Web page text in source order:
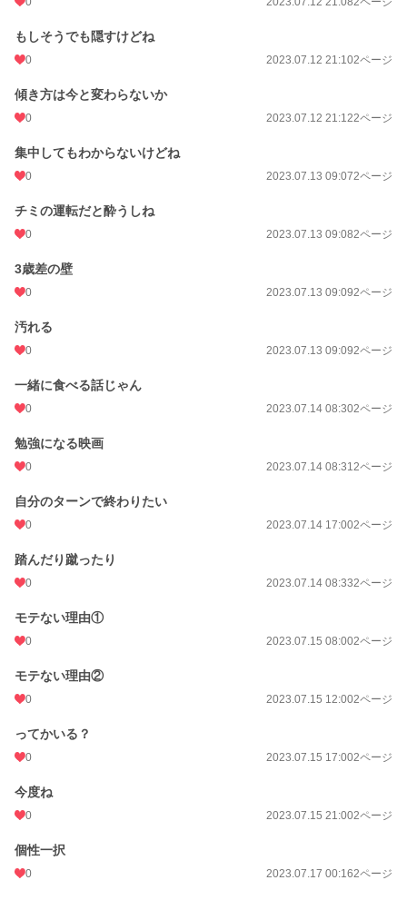
もしそうでも隠すけどね
0 2023.07.12 21:102ページ
傾き方は今と変わらないか
0 2023.07.12 21:122ページ
集中してもわからないけどね
0 2023.07.13 09:072ページ
チミの運転だと酔うしね
0 2023.07.13 09:082ページ
3歳差の壁
0 2023.07.13 09:092ページ
汚れる
0 2023.07.13 09:092ページ
一緒に食べる話じゃん
0 2023.07.14 08:302ページ
勉強になる映画
0 2023.07.14 08:312ページ
自分のターンで終わりたい
0 2023.07.14 17:002ページ
踏んだり蹴ったり
0 2023.07.14 08:332ページ
モテない理由①
0 2023.07.15 08:002ページ
モテない理由②
0 2023.07.15 12:002ページ
ってかいる？
0 2023.07.15 17:002ページ
今度ね
0 2023.07.15 21:002ページ
個性一択
0 2023.07.17 00:162ページ